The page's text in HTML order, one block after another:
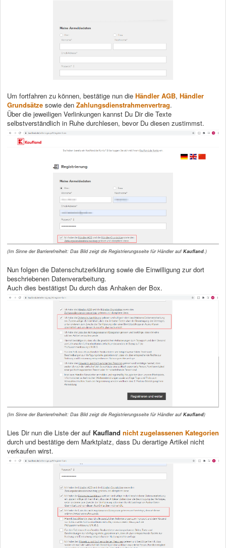
Um fortfahren zu können, bestätige nun die Händler AGB, Händler
Grundsätze sowie den Zahlungsdienstrahmenvertrag.
Über die jeweiligen Verlinkungen kannst Du Dir die Texte
selbstverständlich in Ruhe durchlesen, bevor Du diesen zustimmst.
(Im Sinne der Barrierefreiheit: Das Bild zeigt die Registrierungsseite für Händler aufKaufland.)
Nun folgen die Datenschutzerklärung sowie die Einwilligung zur dort
beschriebenen Datenverarbeitung.
Auch dies bestätigst Du durch das Anhaken der Box.
(Im Sinne der Barrierefreiheit: Das Bild zeigt die Registrierungsseite für Händler aufKaufland)
Lies Dir nun die Liste der auf Kaufland nicht zugelassenen Kategorien
durch und bestätige dem Marktplatz, dass Du derartige Artikel nicht
verkaufen wirst.